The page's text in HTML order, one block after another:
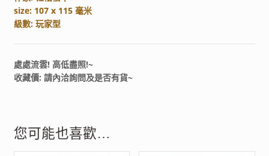
size: 107 x 115 毫米
級數: 玩家型
處處流雲! 高低盡照!~
收藏價: 請內洽詢問及是否有貨~
您可能也喜歡…